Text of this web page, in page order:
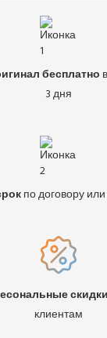
бесплатно
3 дня
по договору
скидки
клиентам